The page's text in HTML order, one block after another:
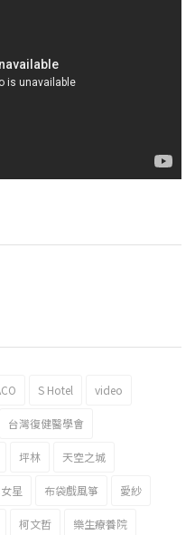
「風在石起」霸氣回歸
S Hotel video
台灣復健醫學會
坪林 天空之城
星 布袋戲風箏 愛紗
柯文哲 樂生療養院